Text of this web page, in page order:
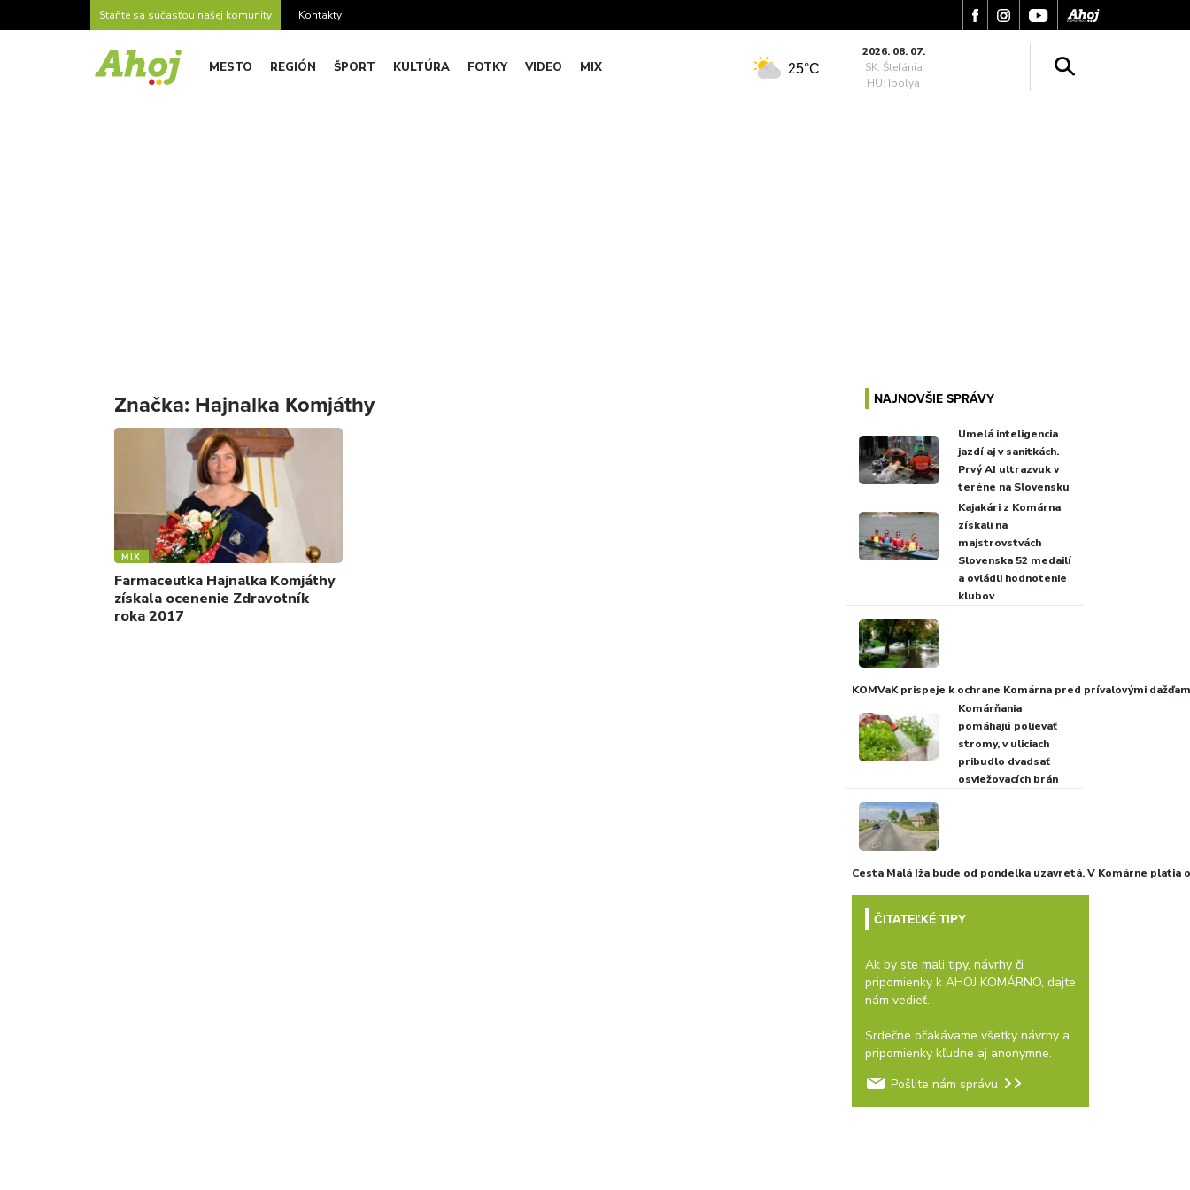
Staňte sa súčasťou našej komunity Kontakty
MESTO REGIÓN ŠPORT KULTÚRA FOTKY VIDEO MIX 25°C
2026. 08. 07.
SK: Štefánia
HU: Ibolya
Značka: Hajnalka Komjáthy
MIX
Farmaceutka Hajnalka Komjáthy
získala ocenenie Zdravotník
roka 2017
NAJNOVŠIE SPRÁVY
Umelá inteligencia
jazdí aj v sanitkách.
Prvý AI ultrazvuk v
teréne na Slovensku
Kajakári z Komárna
získali na
majstrovstvách
Slovenska 52 medailí
a ovládli hodnotenie
klubov
KOMVaK prispeje k ochrane Komárna pred prívalovými
Komárňania
pomáhajú polievať
stromy, v uliciach
pribudlo dvadsať
osviežovacích brán
Cesta Malá Iža bude od pondelka uzavretá. V Komárne platia
ČITATEĽKÉ TIPY
Ak by ste mali tipy, návrhy či
pripomienky k AHOJ KOMÁRNO, dajte
nám vedieť.
Srdečne očakávame všetky návrhy a
pripomienky kľudne aj anonymne.
Pošlite nám správu